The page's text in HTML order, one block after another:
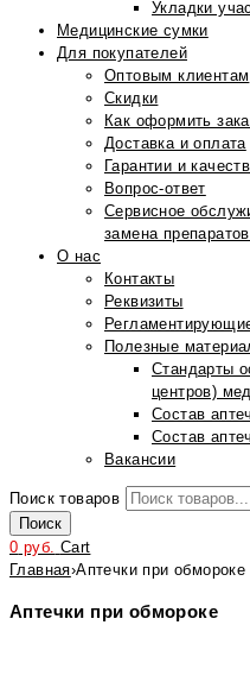
Укладки
Медицинские сумки
Для покупателей
Оптовым клиентам
Скидки
Как оформить
Доставка и оплата
Гарантии и
Вопрос-ответ
Сервисное
замена
О нас
Контакты
Реквизиты
Полезные
Стандарты
центров)
Состав
Состав
Вакансии
Поиск товаров
Поиск
0 руб. Cart
Главная›Аптечки при обмороке
Аптечки при обмороке